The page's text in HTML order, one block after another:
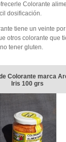
Colorante
dosificación.
tiene un veinte
otros colorante que
tener gluten.
Colorante marca
Iris 100 grs